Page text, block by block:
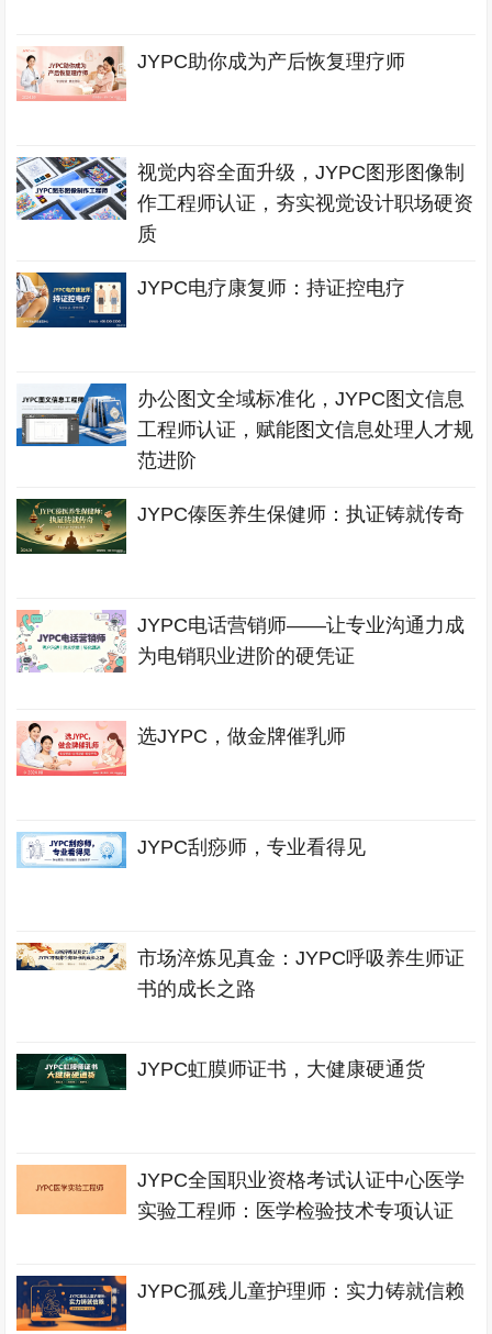
JYPC助你成为产后恢复理疗师
视觉内容全面升级，JYPC图形图像制
作工程师认证，夯实视觉设计职场硬资
质
JYPC电疗康复师：持证控电疗
办公图文全域标准化，JYPC图文信息
工程师认证，赋能图文信息处理人才规
范进阶
JYPC傣医养生保健师：执证铸就传奇
JYPC电话营销师——让专业沟通力成
为电销职业进阶的硬凭证
选JYPC，做金牌催乳师
JYPC刮痧师，专业看得见
市场淬炼见真金：JYPC呼吸养生师证
书的成长之路
JYPC虹膜师证书，大健康硬通货
JYPC全国职业资格考试认证中心医学
实验工程师：医学检验技术专项认证
JYPC孤残儿童护理师：实力铸就信赖